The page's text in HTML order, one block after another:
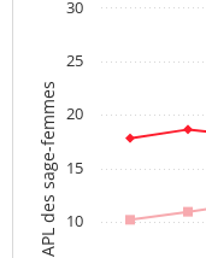
APL des sage-femmes 10
15
20
25
30